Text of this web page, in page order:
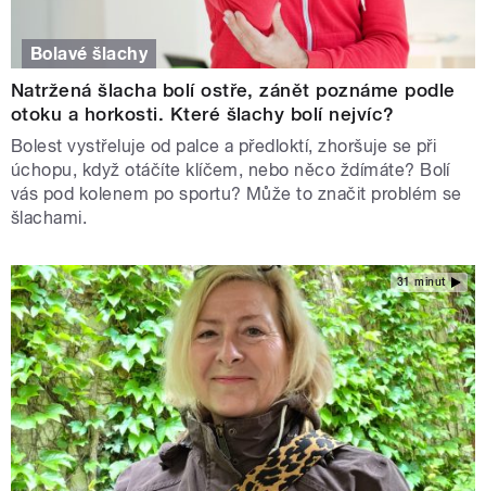
Bolavé šlachy
Natržená šlacha bolí ostře, zánět poznáme podle
otoku a horkosti. Které šlachy bolí nejvíc?
Bolest vystřeluje od palce a předloktí, zhoršuje se při
úchopu, když otáčíte klíčem, nebo něco ždímáte? Bolí
vás pod kolenem po sportu? Může to značit problém se
šlachami.
31 minut